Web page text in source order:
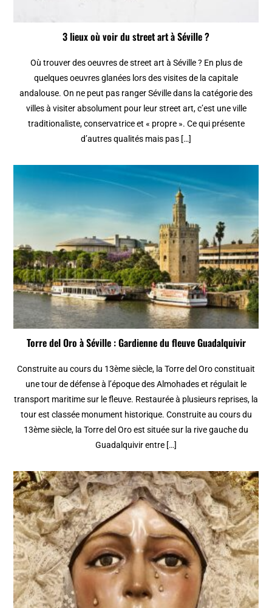
3 lieux où voir du street art à Séville ?
Où trouver des oeuvres de street art à Séville ? En plus de
quelques oeuvres glanées lors des visites de la capitale
andalouse. On ne peut pas ranger Séville dans la catégorie des
villes à visiter absolument pour leur street art, c’est une ville
traditionaliste, conservatrice et « propre ». Ce qui présente
d’autres qualités mais pas […]
Torre del Oro à Séville : Gardienne du fleuve Guadalquivir
Construite au cours du 13ème siècle, la Torre del Oro constituait
une tour de défense à l’époque des Almohades et régulait le
transport maritime sur le fleuve. Restaurée à plusieurs reprises, la
tour est classée monument historique. Construite au cours du
13ème siècle, la Torre del Oro est située sur la rive gauche du
Guadalquivir entre […]